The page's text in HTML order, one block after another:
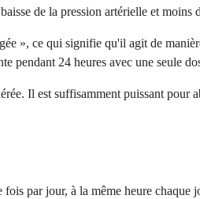
de la pression artérielle et
», ce qui signifie qu'il agit de
pendant 24 heures avec une seule
Il est suffisamment puissant
par jour, à la même heure